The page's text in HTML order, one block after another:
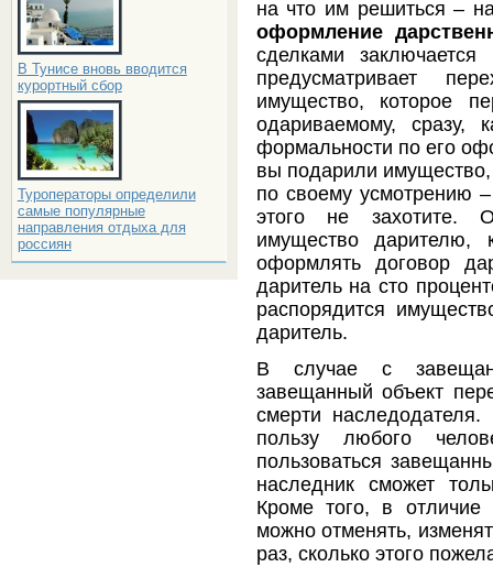
В Тунисе вновь вводится
курортный сбор
Туроператоры определили
самые популярные
направления отдыха для
россиян
на что им решиться –
оформление
сделками
предусматривает
имущество, которое
одариваемому, сразу,
формальности по его
вы подарили
по своему усмотрению
этого не захотите.
имущество дарителю,
оформлять договор
даритель на сто
распорядится
даритель.
В случае с
завещанный объект
смерти
пользу любого
пользоваться
наследник сможет
Кроме того, в отличие
можно отменять,
раз, сколько этого